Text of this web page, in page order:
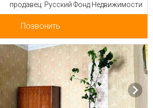
продавец: Русский Фонд Недвижимости
Позвонить